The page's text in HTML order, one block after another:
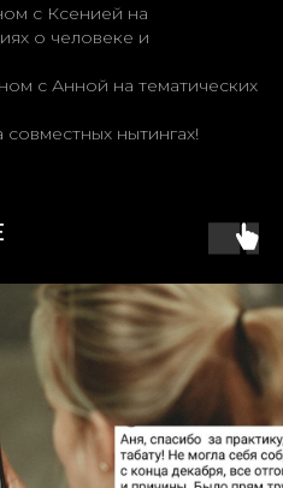
с Ксенией на
о человеке и
с Анной на тематических
нытингах!